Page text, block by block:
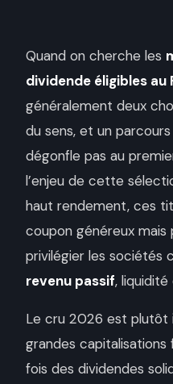
Quand on cherche les
dividende éligibles au
généralement deux
du sens, et un
dégonfle pas au
l’enjeu de cette
haut rendement, ces
coupon généreux
privilégier les sociétés
revenu passif,
Le cru 2026 est plutôt
grandes
fois des dividendes